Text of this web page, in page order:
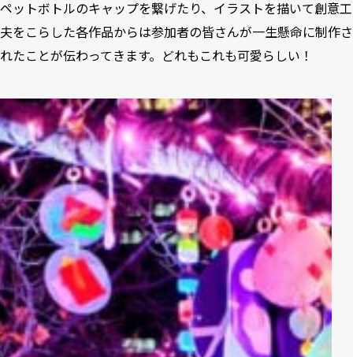
ペットボトルのキャップを繋げたり、イラストを描いて創意工
夫をこらした各作品からは参加者の皆さんが一生懸命に制作さ
れたことが伝わってきます。どれもこれも可愛らしい！